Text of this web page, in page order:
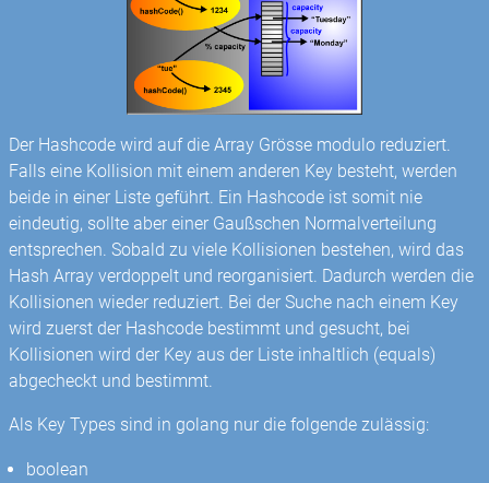
Der Hashcode wird auf die Array Grösse modulo reduziert.
Falls eine Kollision mit einem anderen Key besteht, werden
beide in einer Liste geführt. Ein Hashcode ist somit nie
eindeutig, sollte aber einer Gaußschen Normalverteilung
entsprechen. Sobald zu viele Kollisionen bestehen, wird das
Hash Array verdoppelt und reorganisiert. Dadurch werden die
Kollisionen wieder reduziert. Bei der Suche nach einem Key
wird zuerst der Hashcode bestimmt und gesucht, bei
Kollisionen wird der Key aus der Liste inhaltlich (equals)
abgecheckt und bestimmt.
Als Key Types sind in golang nur die folgende zulässig:
boolean